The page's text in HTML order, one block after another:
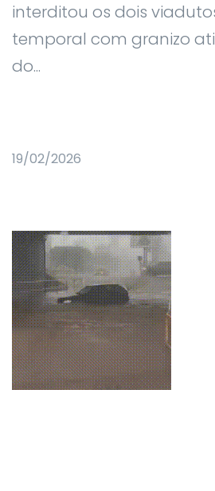
interditou os dois
temporal com granizo
do...
19/02/2026